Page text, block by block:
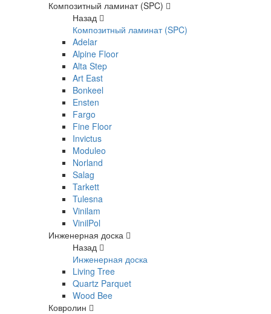
Композитный ламинат (SPC)
Назад
Композитный ламинат (SPC)
Adelar
Alpine Floor
Alta Step
Art East
Bonkeel
Ensten
Fargo
Fine Floor
Invictus
Moduleo
Norland
Salag
Tarkett
Tulesna
Vinilam
VinilPol
Инженерная доска
Назад
Инженерная доска
Living Tree
Quartz Parquet
Wood Bee
Ковролин